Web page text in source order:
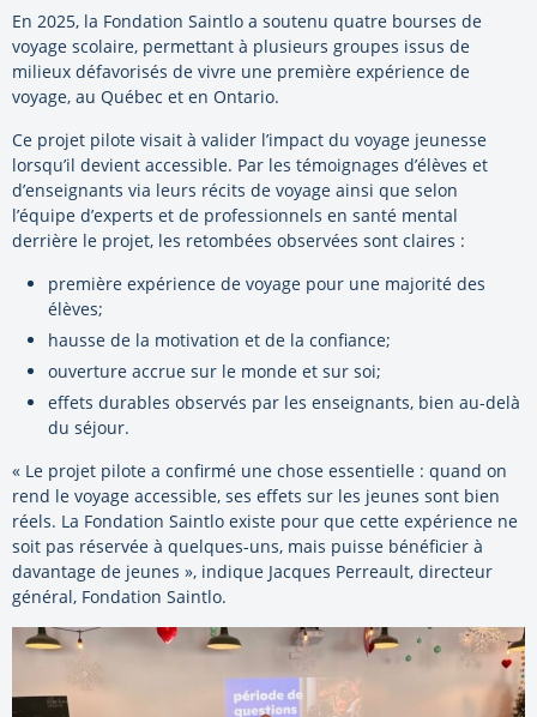
En 2025, la Fondation Saintlo a soutenu quatre bourses de
voyage scolaire, permettant à plusieurs groupes issus de
milieux défavorisés de vivre une première expérience de
voyage, au Québec et en Ontario.
Ce projet pilote visait à valider l’impact du voyage jeunesse
lorsqu’il devient accessible. Par les témoignages d’élèves et
d’enseignants via leurs récits de voyage ainsi que selon
l’équipe d’experts et de professionnels en santé mental
derrière le projet, les retombées observées sont claires :
première expérience de voyage pour une majorité des
élèves;
hausse de la motivation et de la confiance;
ouverture accrue sur le monde et sur soi;
effets durables observés par les enseignants, bien au-delà
du séjour.
« Le projet pilote a confirmé une chose essentielle : quand on
rend le voyage accessible, ses effets sur les jeunes sont bien
réels. La Fondation Saintlo existe pour que cette expérience ne
soit pas réservée à quelques-uns, mais puisse bénéficier à
davantage de jeunes », indique Jacques Perreault, directeur
général, Fondation Saintlo.